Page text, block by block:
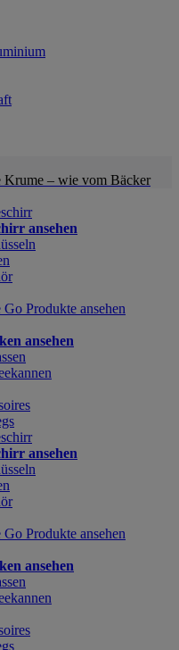
– wie vom Bäcker
ansehen
Produkte ansehen
ansehen
ansehen
Produkte ansehen
ansehen